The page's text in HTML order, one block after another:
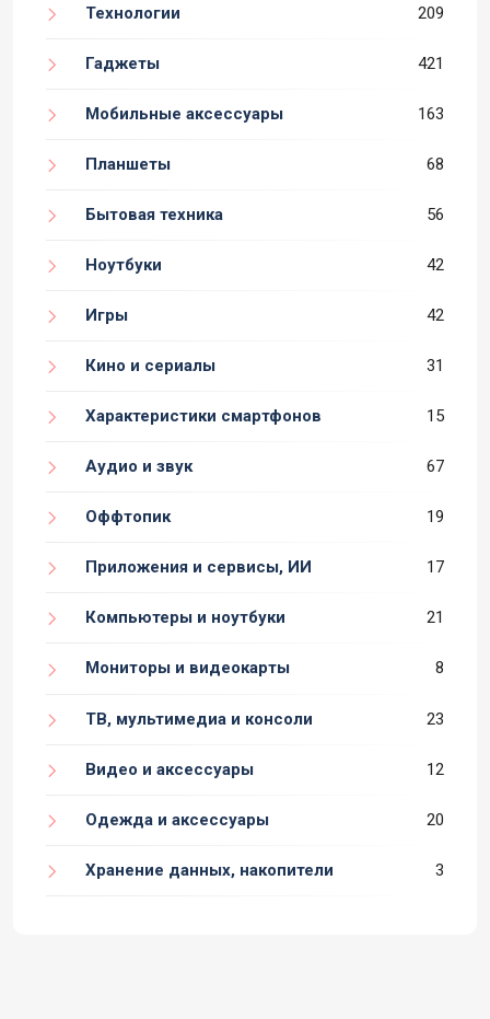
Технологии 209
Гаджеты 421
Мобильные аксессуары 163
Планшеты 68
Бытовая техника 56
Ноутбуки 42
Игры 42
Кино и сериалы 31
Характеристики смартфонов 15
Аудио и звук 67
Оффтопик 19
Приложения и сервисы, ИИ 17
Компьютеры и ноутбуки 21
Мониторы и видеокарты 8
ТВ, мультимедиа и консоли 23
Видео и аксессуары 12
Одежда и аксессуары 20
Хранение данных, накопители 3